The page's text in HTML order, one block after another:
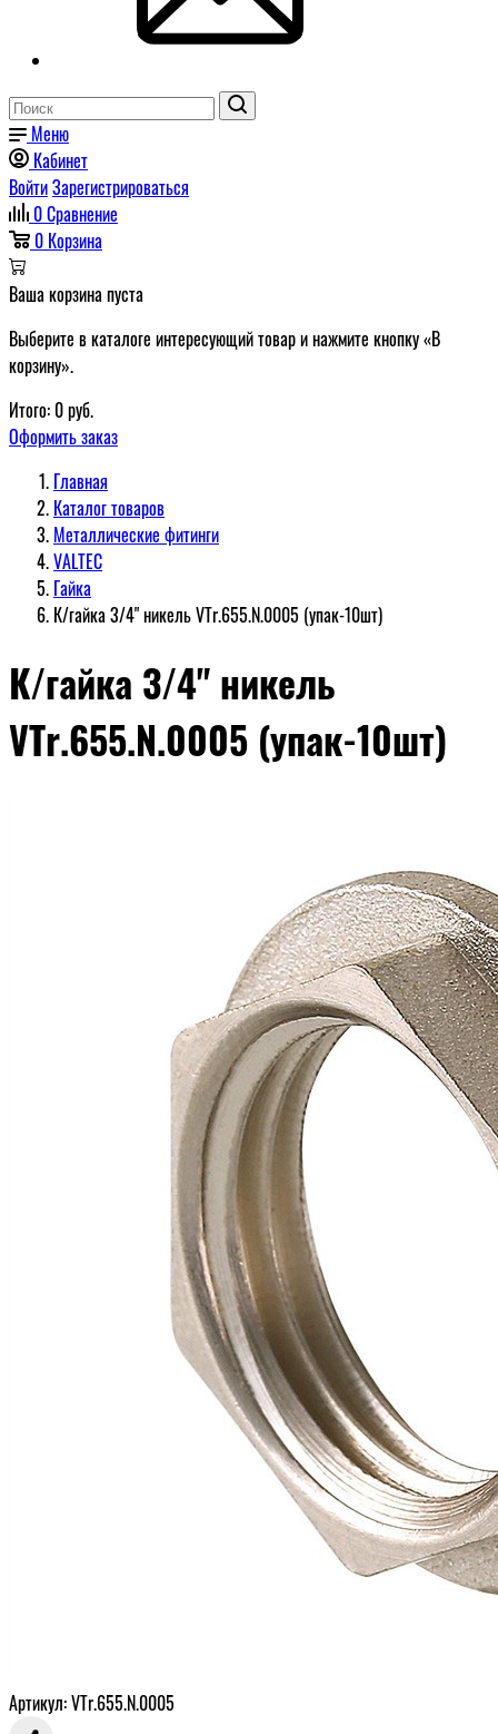
Меню
Кабинет
ВойтиЗарегистрироваться
0Сравнение
0 Корзина
Ваша корзина пуста
Выберите в каталоге интересующий товар и нажмите кнопку «В
корзину».
Итого: 0руб.
Оформить заказ
Главная
Каталог товаров
Металлические фитинги
VALTEC
Гайка
К/гайка 3/4" никель VTr.655.N.0005 (упак-10шт)
К/гайка 3/4" никель
VTr.655.N.0005 (упак-10шт)
Артикул: VTr.655.N.0005